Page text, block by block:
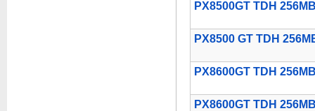
PX8500GT TDH
PX8500 GT TDH
PX8600GT TDH
PX8600GT TDH